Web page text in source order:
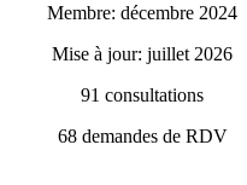
Membre: décembre 2024
Mise à jour: juillet 2026
91 consultations
68demandes de RDV